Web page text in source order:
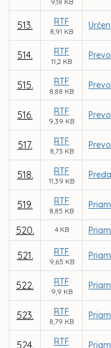
513. RTF
8,91 KB
514. RTF
11,2 KB
515. RTF
8,88 KB
516. RTF
9,39 KB
517. RTF
8,73 KB
518. RTF
11,39 KB
519. RTF
8,85 KB
520. 4 KB
521. RTF
9,65 KB
522. RTF
9,9 KB
523. RTF
8,79 KB
524. RTF